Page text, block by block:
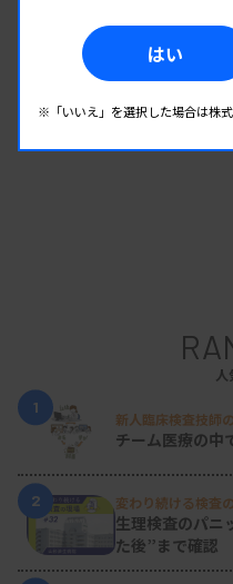
1
新人臨床検査技師
チーム医療の中
2 変わり続ける検査
生理検査のパ
た後”まで確認
はい
※「いいえ」を選択した場合は株